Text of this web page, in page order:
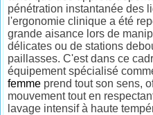
pénétration instantanée des
l'ergonomie clinique a été
grande aisance lors de
délicates ou de stations
paillasses. C'est dans ce
équipement spécialisé
femme prend tout son sens,
mouvement tout en
lavage intensif à haute